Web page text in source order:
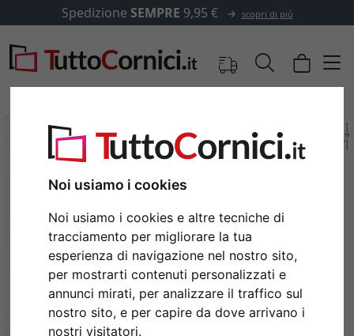
Noi usiamo i cookies
Noi usiamo i cookies e altre tecniche di
tracciamento per migliorare la tua
esperienza di navigazione nel nostro sito,
per mostrarti contenuti personalizzati e
annunci mirati, per analizzare il traffico sul
nostro sito, e per capire da dove arrivano i
nostri visitatori.
Spedizione SEMPRE 9,95 € scopri di più
Indietro